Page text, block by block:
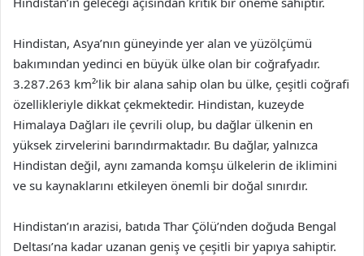
Hindistan, Asya’nın güneyinde yer alan ve yüzölçümü
bakımından yedinci en büyük ülke olan bir coğrafyadır.
3.287.263 km²’lik bir alana sahip olan bu ülke, çeşitli coğrafi
özellikleriyle dikkat çekmektedir. Hindistan, kuzeyde
Himalaya Dağları ile çevrili olup, bu dağlar ülkenin en
yüksek zirvelerini barındırmaktadır. Bu dağlar, yalnızca
Hindistan değil, aynı zamanda komşu ülkelerin de iklimini
ve su kaynaklarını etkileyen önemli bir doğal sınırdır.
Hindistan’ın arazisi, batıda Thar Çölü’nden doğuda Bengal
Deltası’na kadar uzanan geniş ve çeşitli bir yapıya sahiptir.